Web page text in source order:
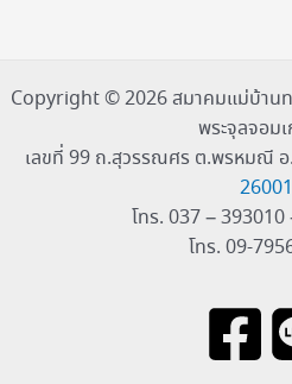
Copyright © 2026 สมาคมแม่บ้านท
พระจุลจอม
เลขที่ 99 ถ.สุวรรณศร ต.พรหมณี
26001
โทร. 037 –
โทร. 09-